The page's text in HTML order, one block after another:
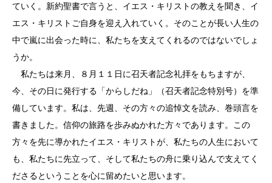
ていく。新約聖書で言うと、イエス・キリストの教えを聞き、イ
エス・キリストご自身を迎え入れていく。そのことが長い人生の
中で嵐に出会った時に、私たちを支えてくれるのではないでしょ
うか。
私たちは来月、８月１１日に召天者記念礼拝をもちますが、
今、その日に発行する「からしだね」（召天者記念特別号）を準
備しています。私は、先週、その方々の追悼文を読み、巻頭言を
書きました。信仰の旅路を歩みぬかれた方々であります。この
方々を先に導かれたイエス・キリストが、私たちの人生において
も、私たちに先立って、そして私たちの舟に乗り込んで支えてく
ださるということを心に留めたいと思います。